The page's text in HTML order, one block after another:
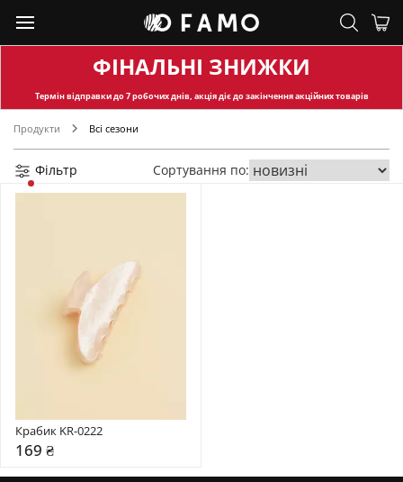
ФІНАЛЬНІ ЗНИЖКИ
Термін відправкидо 7 робочих днів, акція діє до закінчення акційних товарів
Продукти Всі сезони
Фільтр Сортування по:
Крабик KR-0222
169 ₴